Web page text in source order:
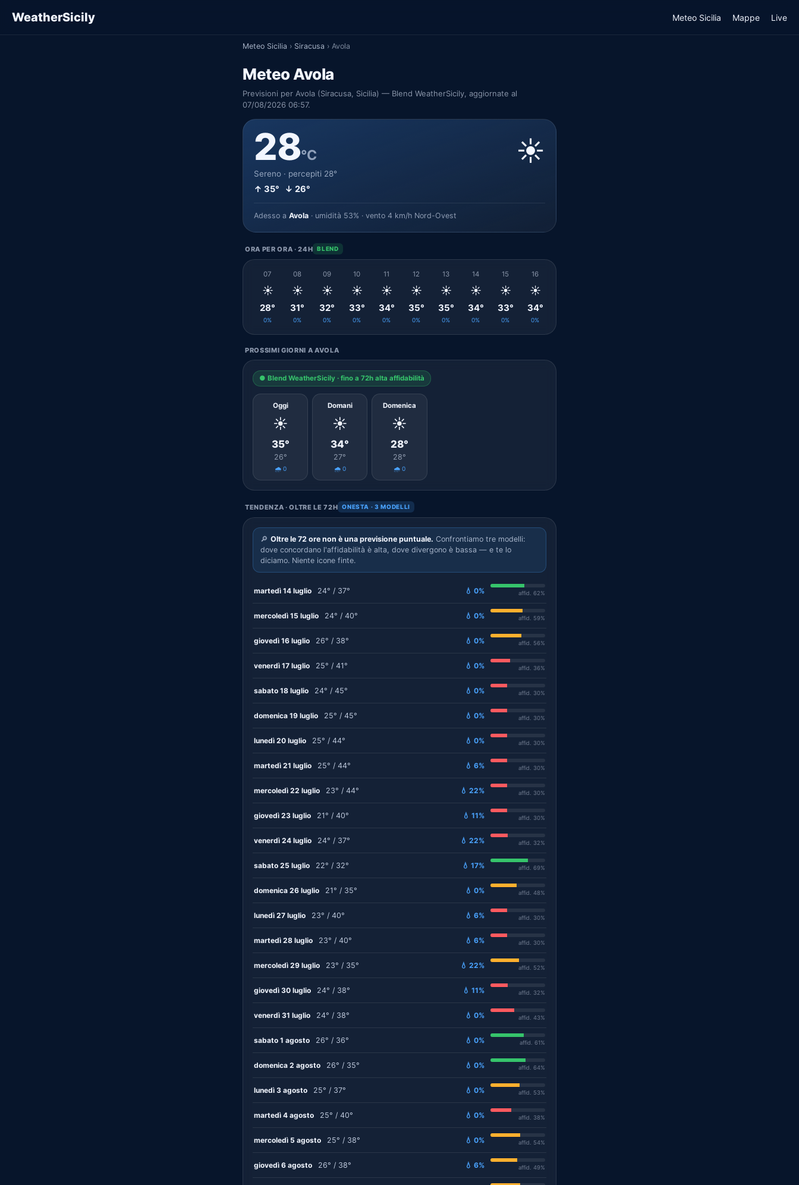
WeatherSicily Meteo Sicilia Mappe Live
Meteo Sicilia › Siracusa › Avola
Meteo Avola
Previsioni per Avola (Siracusa, Sicilia) — Blend WeatherSicily, aggiornate al
07/08/2026 06:57.
28°C
Sereno · percepiti 28°
↑ 35° ↓ 26°
☀️
Adesso a Avola · umidità 53% · vento 4 km/h Nord-Ovest
ORA PER ORA · 24H BLEND
07
☀️
28°
0%
08
☀️
31°
0%
09
☀️
32°
0%
10
☀️
33°
0%
11
☀️
34°
0%
12
☀️
35°
0%
13
☀️
35°
0%
14
☀️
34°
0%
15
☀️
33°
0%
16
☀️
34°
0%
PROSSIMI GIORNI A AVOLA
● Blend WeatherSicily · fino a 72h alta affidabilità
Oggi
☀️
35°
26°
🌧️ 0
Domani
☀️
34°
27°
🌧️ 0
Domenica
☀️
28°
28°
🌧️ 0
TENDENZA · OLTRE LE 72H ONESTA · 3 MODELLI
🔎 Oltre le 72 ore non è una previsione puntuale. Confrontiamo tre modelli:
dove concordano l'affidabilità è alta, dove divergono è bassa — e te lo
diciamo. Niente icone finte.
martedì 14 luglio 24° / 37° 💧 0% affid. 62%
mercoledì 15 luglio 24° / 40° 💧 0% affid. 59%
giovedì 16 luglio 26° / 38° 💧 0% affid. 56%
venerdì 17 luglio 25° / 41° 💧 0% affid. 36%
sabato 18 luglio 24° / 45° 💧 0% affid. 30%
domenica 19 luglio 25° / 45° 💧 0% affid. 30%
lunedì 20 luglio 25° / 44° 💧 0% affid. 30%
martedì 21 luglio 25° / 44° 💧 6% affid. 30%
mercoledì 22 luglio 23° / 44° 💧 22% affid. 30%
giovedì 23 luglio 21° / 40° 💧 11% affid. 30%
venerdì 24 luglio 24° / 37° 💧 22% affid. 32%
sabato 25 luglio 22° / 32° 💧 17% affid. 69%
domenica 26 luglio 21° / 35° 💧 0% affid. 48%
lunedì 27 luglio 23° / 40° 💧 6% affid. 30%
martedì 28 luglio 23° / 40° 💧 6% affid. 30%
mercoledì 29 luglio 23° / 35° 💧 22% affid. 52%
giovedì 30 luglio 24° / 38° 💧 11% affid. 32%
venerdì 31 luglio 24° / 38° 💧 0% affid. 43%
sabato 1 agosto 26° / 36° 💧 0% affid. 61%
domenica 2 agosto 26° / 35° 💧 0% affid. 64%
lunedì 3 agosto 25° / 37° 💧 0% affid. 53%
martedì 4 agosto 25° / 40° 💧 0% affid. 38%
mercoledì 5 agosto 25° / 38° 💧 0% affid. 54%
giovedì 6 agosto 26° / 38° 💧 6% affid. 49%